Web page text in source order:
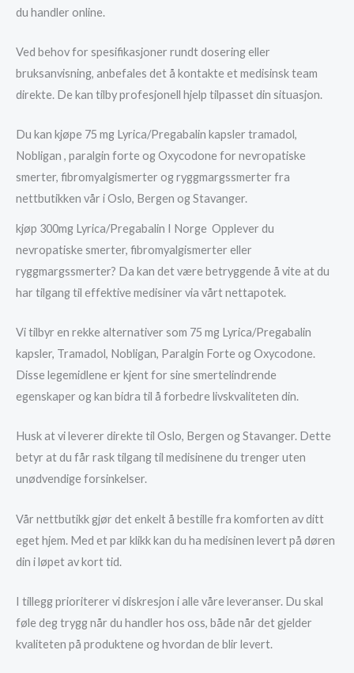
du handler online.
Ved behov for spesifikasjoner rundt dosering eller
bruksanvisning, anbefales det å kontakte et medisinsk team
direkte. De kan tilby profesjonell hjelp tilpasset din situasjon.
Du kan kjøpe 75 mg Lyrica/Pregabalin kapsler tramadol,
Nobligan , paralgin forte og Oxycodone for nevropatiske
smerter, fibromyalgismerter og ryggmargssmerter fra
nettbutikken vår i Oslo, Bergen og Stavanger.
kjøp 300mg Lyrica/Pregabalin I Norge Opplever du
nevropatiske smerter, fibromyalgismerter eller
ryggmargssmerter? Da kan det være betryggende å vite at du
har tilgang til effektive medisiner via vårt nettapotek.
Vi tilbyr en rekke alternativer som 75 mg Lyrica/Pregabalin
kapsler, Tramadol, Nobligan, Paralgin Forte og Oxycodone.
Disse legemidlene er kjent for sine smertelindrende
egenskaper og kan bidra til å forbedre livskvaliteten din.
Husk at vi leverer direkte til Oslo, Bergen og Stavanger. Dette
betyr at du får rask tilgang til medisinene du trenger uten
unødvendige forsinkelser.
Vår nettbutikk gjør det enkelt å bestille fra komforten av ditt
eget hjem. Med et par klikk kan du ha medisinen levert på døren
din i løpet av kort tid.
I tillegg prioriterer vi diskresjon i alle våre leveranser. Du skal
føle deg trygg når du handler hos oss, både når det gjelder
kvaliteten på produktene og hvordan de blir levert.